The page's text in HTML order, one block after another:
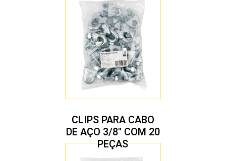
CLIPS PARA CABO
DE AÇO 3/8″ COM 20
PEÇAS